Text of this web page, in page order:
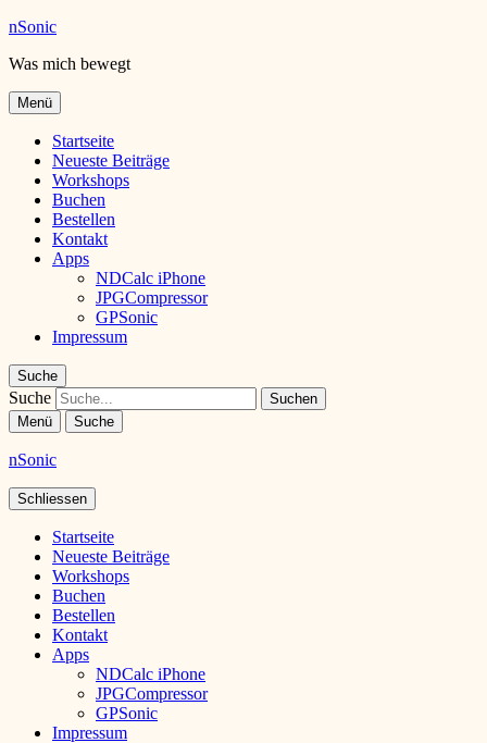
nSonic
Was mich bewegt
Menü
Startseite
Neueste Beiträge
Workshops
Buchen
Bestellen
Kontakt
Apps
NDCalc iPhone
JPGCompressor
GPSonic
Impressum
Suche
Suche
Menü Suche
nSonic
Schliessen
Startseite
Neueste Beiträge
Workshops
Buchen
Bestellen
Kontakt
Apps
NDCalc iPhone
JPGCompressor
GPSonic
Impressum